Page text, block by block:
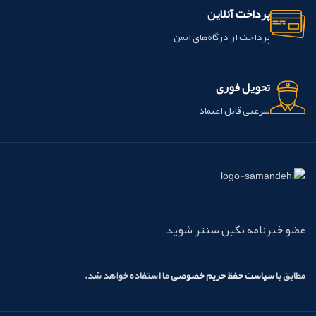
پرداخت آنلاین
پرداخت از درگاه‌های ایمن
تحویل فوری
سرعتی قابل اعتماد
عضو خبرنامه نگین سنتر شوید
مطابق باسیاست حفظ حریم خصوصیما استفاده خواهد شد.